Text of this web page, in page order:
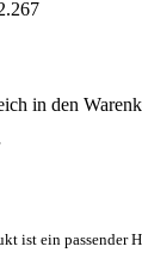
in den
ist ein passender